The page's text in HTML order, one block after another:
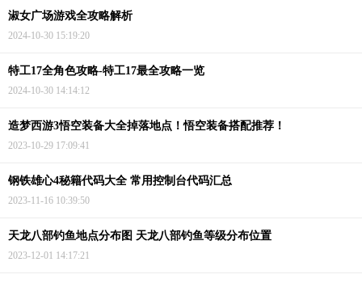
淑女广场游戏全攻略解析
2024-10-30 15:19:20
特工17全角色攻略-特工17最全攻略一览
2024-10-30 14:14:12
造梦西游3悟空装备大全掉落地点！悟空装备搭配推荐！
2023-10-29 17:09:41
钢铁雄心4秘籍代码大全 常用控制台代码汇总
2023-11-16 10:39:50
天龙八部钓鱼地点分布图 天龙八部钓鱼等级分布位置
2023-12-01 14:17:21